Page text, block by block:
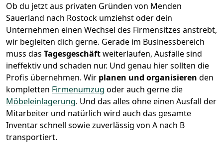
Ob du jetzt aus privaten Gründen von Menden
Sauerland nach Rostock umziehst oder dein
Unternehmen einen Wechsel des Firmensitzes anstrebt,
wir begleiten dich gerne. Gerade im Businessbereich
muss das Tagesgeschäftweiterlaufen, Ausfälle sind
ineffektiv und schaden nur. Und genau hier sollten die
Profis übernehmen. Wir planen und organisieren den
kompletten Firmenumzug oder auch gerne die
Möbeleinlagerung. Und das alles ohne einen Ausfall der
Mitarbeiter und natürlich wird auch das gesamte
Inventar schnell sowie zuverlässig von A nach B
transportiert.